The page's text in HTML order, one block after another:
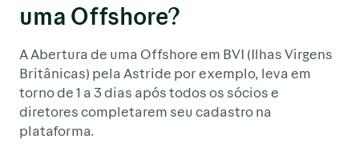
uma Offshore?
A Abertura de uma Offshore em BVI (Ilhas Virgens
Britânicas) pela Astride por exemplo, leva em
torno de 1 a 3 dias após todos os sócios e
diretores completarem seu cadastro na
plataforma.